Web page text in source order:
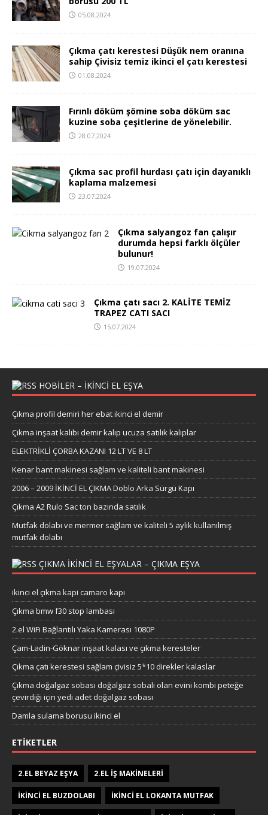
05.08.2024
Çıkma çatı kerestesi Düşük nem oranına
sahip Çivisiz temiz ikinci el çatı kerestesi
01.08.2024
Fırınlı döküm şömine soba döküm sac
kuzine soba çeşitlerine de yönelebilir.
28.07.2024
Çıkma sac profil hurdası çatı için dayanıklı
kaplama malzemesi
23.07.2024
Çıkma salyangoz fan çalışır
durumda hepsi farklı ölçüler
bulunur!
19.07.2024
Çıkma çatı sacı 2. KALİTE TEMİZ
TRAPEZ CATI SACI
15.07.2024
HOBILER – IKINCI EL EŞYA
Çıkma profil demiri her ebat ikinci el demir
Çıkma inşaat kalıbı demir kalıp ucuza satılık kalıplar
ELEKTRİKLİ ÇORBA KAZANI 12 LT VE 8 LT
Kenar bant makinesi sağlam ve kaliteli bant makinesi
2006 – 2009 İKİNCİ EL ÇIKMA Doblo Arka Sürgü Kapı
Çıkma A2 Rulo Sac ton bazında satılık
Mutfak dolabı ve mermer sağlam ve kaliteli 5 aylık kullanılmış
mutfak dolabı
ÇIKMA IKINCI EL EŞYALAR – ÇIKMA EŞYA
ikinci el çıkma kapi camaro kapı
Çıkma bmw f30 stop lambası
2.el WiFi Bağlantılı Yaka Kamerası 1080P
Çam-Ladin-Göknar inşaat kalası ve çıkma keresteler
Çıkma çatı kerestesi sağlam çivisiz 5*10 direkler kalaslar
Çıkma doğalgaz sobası doğalgaz sobalı olan evini kombi peteğe
çevirdiği için yedi adet doğalgaz sobası
Damla sulama borusu ikinci el
ETIKETLER
2.EL BEYAZ EŞYA 2.EL IŞ MAKINELERI
IKINCI EL BUZDOLABI IKINCI EL LOKANTA MUTFAK